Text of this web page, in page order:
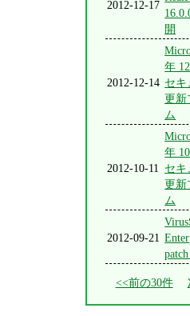
2012-12-17
開
2012-12-14
年
セキ
更新
ム
2012-10-11
年
セキ
更新
ム
2012-09-21
<<前の30件